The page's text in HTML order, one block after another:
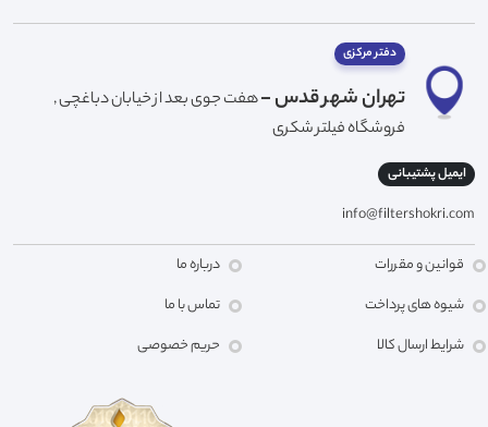
دفتر مرکزی
تهران شهر قدس -هفت جوی بعد از خیابان دباغچی ,
فروشگاه فیلتر شکری
ایمیل پشتیبانی
info@filtershokri.com
قوانین و مقررات
شیوه های پرداخت
شرایط ارسال کالا
درباره ما
تماس با ما
حریم خصوصی